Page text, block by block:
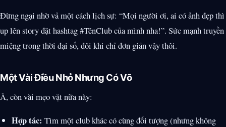
Đừng ngại nhờ vả một cách lịch sự: “Mọi người ơi, ai có ảnh đẹp thì
up lên story đặt hashtag #TênClub của mình nha!”. Sức mạnh truyền
miệng trong thời đại số, đôi khi chỉ đơn giản vậy thôi.
Một Vài Điều Nhỏ Nhưng Có Võ
À, còn vài mẹo vặt nữa này:
Hợp tác: Tìm một club khác có cùng đối tượng (nhưng không